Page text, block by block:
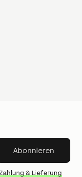
Abonnieren
& Lieferung